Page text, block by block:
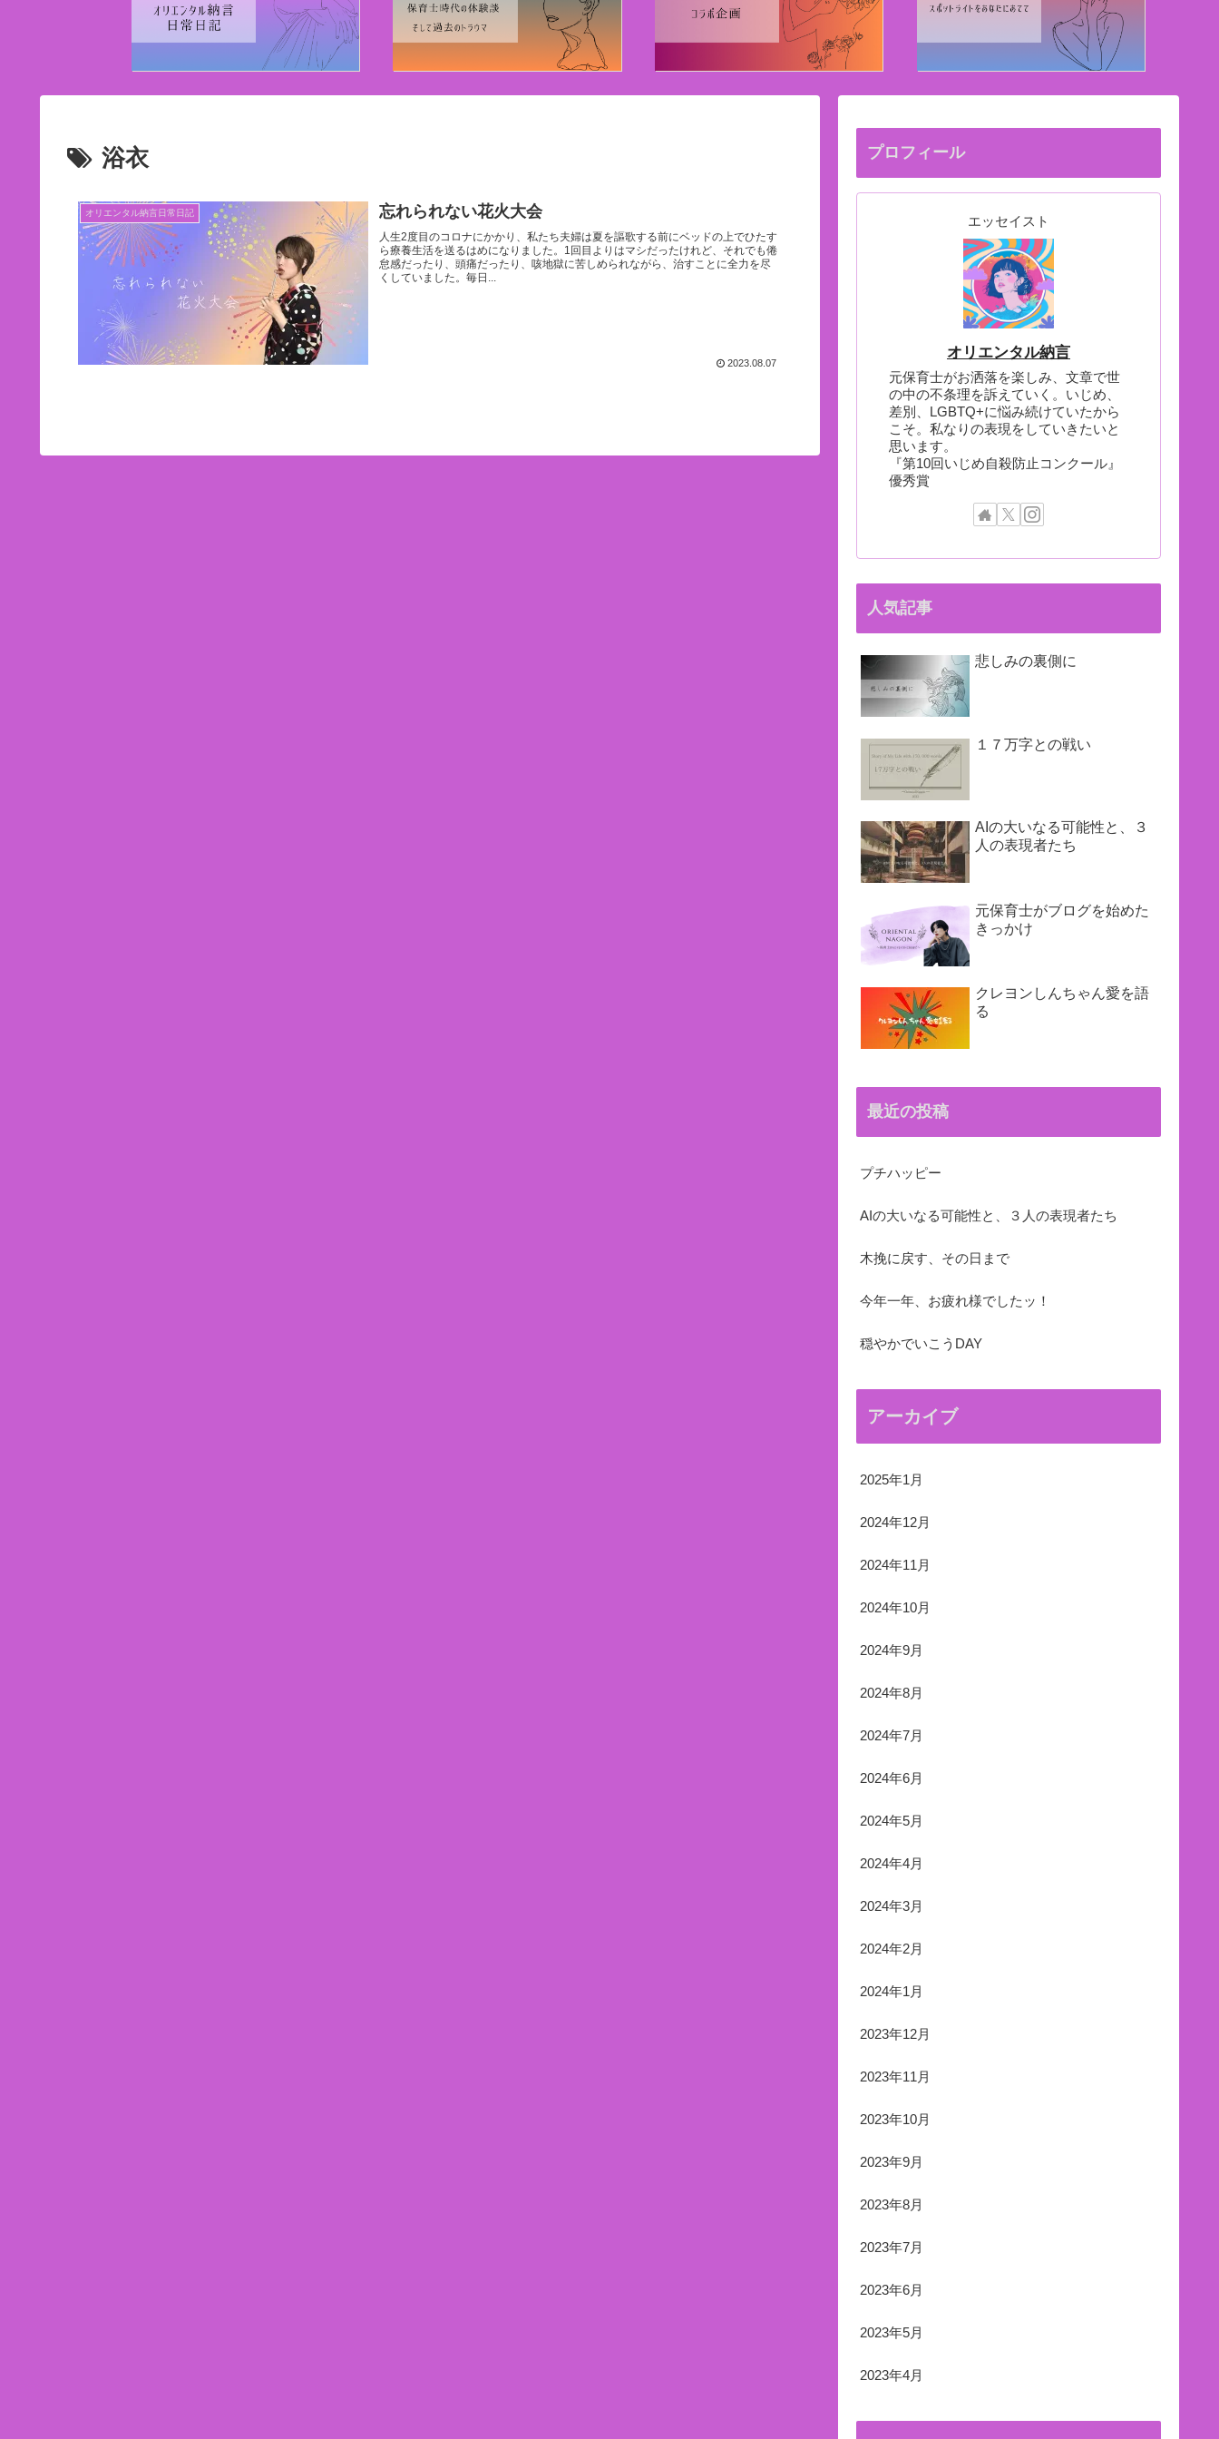
浴衣
オリエンタル納言日常日記 忘れられない花火大会
人生2度目のコロナにかかり、私たち夫婦は夏を謳歌する前にベッドの上でひたす
ら療養生活を送るはめになりました。1回目よりはマシだったけれど、それでも倦
怠感だったり、頭痛だったり、咳地獄に苦しめられながら、治すことに全力を尽
くしていました。毎日...
2023.08.07
プロフィール
エッセイスト
オリエンタル納言
元保育士がお洒落を楽しみ、文章で世
の中の不条理を訴えていく。いじめ、
差別、LGBTQ+に悩み続けていたから
こそ。私なりの表現をしていきたいと
思います。
『第10回いじめ自殺防止コンクール』
優秀賞
人気記事
悲しみの裏側に
１７万字との戦い
AIの大いなる可能性と、３
人の表現者たち
元保育士がブログを始めた
きっかけ
クレヨンしんちゃん愛を語
る
最近の投稿
プチハッピー
AIの大いなる可能性と、３人の表現者たち
木挽に戻す、その日まで
今年一年、お疲れ様でしたッ！
穏やかでいこうDAY
アーカイブ
2025年1月
2024年12月
2024年11月
2024年10月
2024年9月
2024年8月
2024年7月
2024年6月
2024年5月
2024年4月
2024年3月
2024年2月
2024年1月
2023年12月
2023年11月
2023年10月
2023年9月
2023年8月
2023年7月
2023年6月
2023年5月
2023年4月